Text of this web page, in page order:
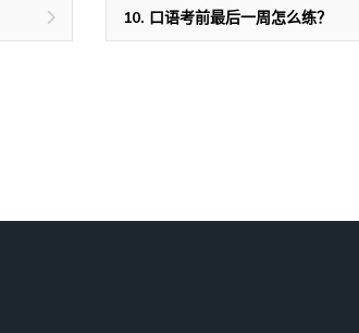
10. 口语考前最后一周怎么练？